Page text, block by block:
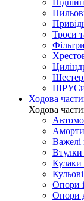
Троси
Ходова
Ходова
Важелі
Втулки
Кулаки
Опори
Опори